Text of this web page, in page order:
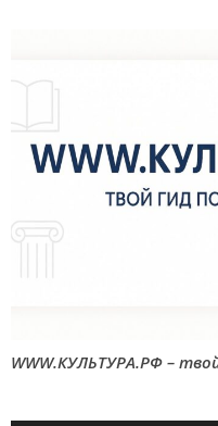
WWW.КУЛЬТУРА.РФ –